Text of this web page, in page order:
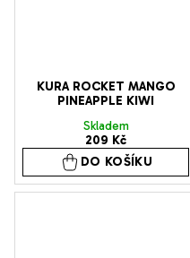
KURA ROCKET MANGO
PINEAPPLE KIWI
Skladem
209 Kč
DO KOŠÍKU